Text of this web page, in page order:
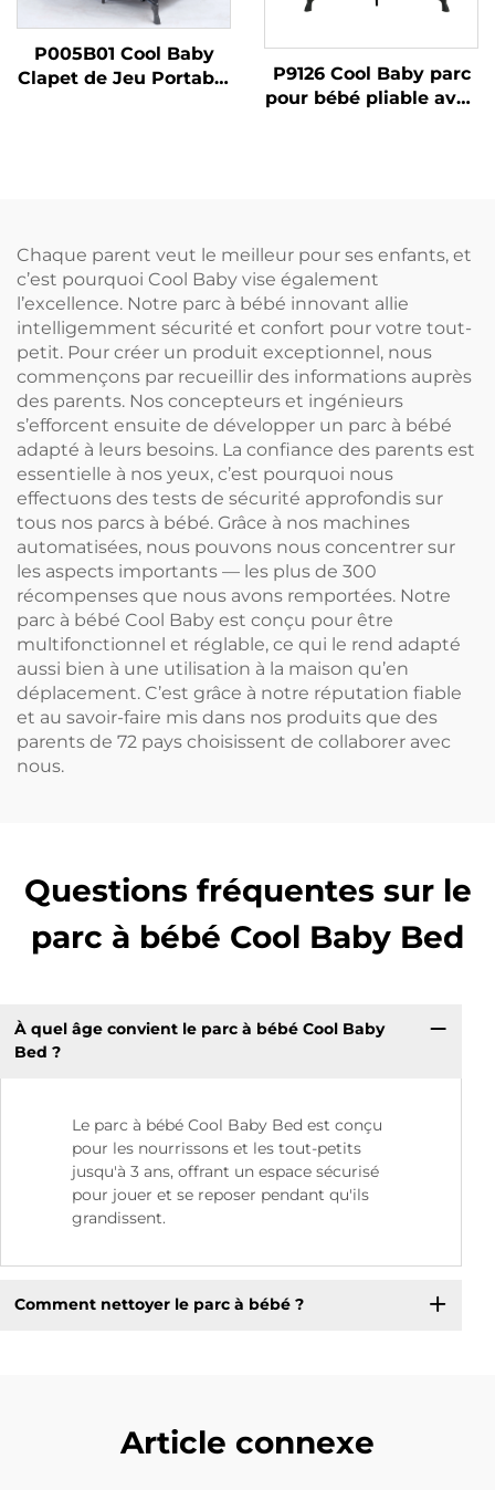
P005B01 Cool Baby
Clapet de Jeu Portable
P9126 Cool Baby parc
pour bébé pliable avec
Chaque parent veut le meilleur pour ses enfants, et
c’est pourquoi Cool Baby vise également
l’excellence. Notre parc à bébé innovant allie
intelligemment sécurité et confort pour votre tout-
petit. Pour créer un produit exceptionnel, nous
commençons par recueillir des informations auprès
des parents. Nos concepteurs et ingénieurs
s’efforcent ensuite de développer un parc à bébé
adapté à leurs besoins. La confiance des parents est
essentielle à nos yeux, c’est pourquoi nous
effectuons des tests de sécurité approfondis sur
tous nos parcs à bébé. Grâce à nos machines
automatisées, nous pouvons nous concentrer sur
les aspects importants — les plus de 300
récompenses que nous avons remportées. Notre
parc à bébé Cool Baby est conçu pour être
multifonctionnel et réglable, ce qui le rend adapté
aussi bien à une utilisation à la maison qu’en
déplacement. C’est grâce à notre réputation fiable
et au savoir-faire mis dans nos produits que des
parents de 72 pays choisissent de collaborer avec
nous.
Questions fréquentes sur le
parc à bébé Cool Baby Bed
À quel âge convient le parc à bébé Cool Baby
Bed ?
Le parc à bébé Cool Baby Bed est conçu
pour les nourrissons et les tout-petits
jusqu'à 3 ans, offrant un espace sécurisé
pour jouer et se reposer pendant qu'ils
grandissent.
Comment nettoyer le parc à bébé ?
Article connexe